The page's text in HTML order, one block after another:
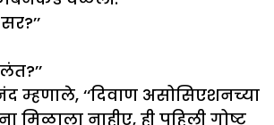
म्हणाले, ‘‘दिवाण असोसिएशनच्या
मिळाला नाहीए, ही पहिली गोष्ट